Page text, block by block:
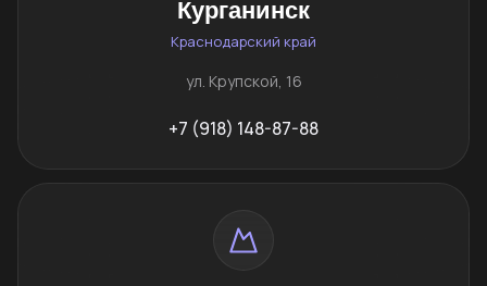
Курганинск
Краснодарский край
ул. Крупской, 16
+7 (918) 148-87-88